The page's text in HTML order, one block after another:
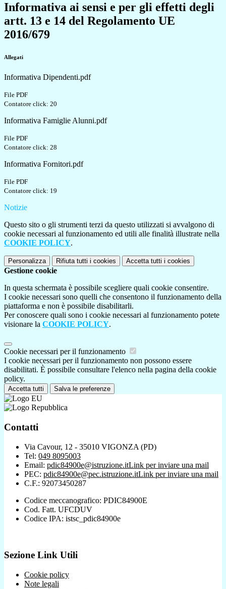
Informativa ai sensi e per gli effetti degli
artt. 13 e 14 del Regolamento UE
2016/679
Allegati
Informativa Dipendenti.pdf
File PDF
Contatore click: 20
Informativa Famiglie Alunni.pdf
File PDF
Contatore click: 28
Informativa Fornitori.pdf
File PDF
Contatore click: 19
Notizie
Questo sito o gli strumenti terzi da questo utilizzati si avvalgono di
cookie necessari al funzionamento ed utili alle finalità illustrate nella
COOKIE POLICY.
Personalizza Rifiuta tutti i cookies Accetta tutti i cookies
Gestione cookie
In questa schermata è possibile scegliere quali cookie consentire.
I cookie necessari sono quelli che consentono il funzionamento della
piattaforma e non è possibile disabilitarli.
Per conoscere quali sono i cookie necessari al funzionamento potete
visionare la COOKIE POLICY.
Cookie necessari per il funzionamento
I cookie necessari per il funzionamento non possono essere
disabilitati. È possibile consultare l'elenco nella pagina della cookie
policy.
Accetta tutti Salva le preferenze
Contatti
Via Cavour, 12 - 35010 VIGONZA (PD)
Tel: 049 8095003
Email: pdic84900e@istruzione.itLink per inviare una mail
PEC: pdic84900e@pec.istruzione.itLink per inviare una mail
C.F.: 92073450287
Codice meccanografico: PDIC84900E
Cod. Fatt. UFCDUV
Codice IPA: istsc_pdic84900e
Sezione Link Utili
Cookie policy
Note legali